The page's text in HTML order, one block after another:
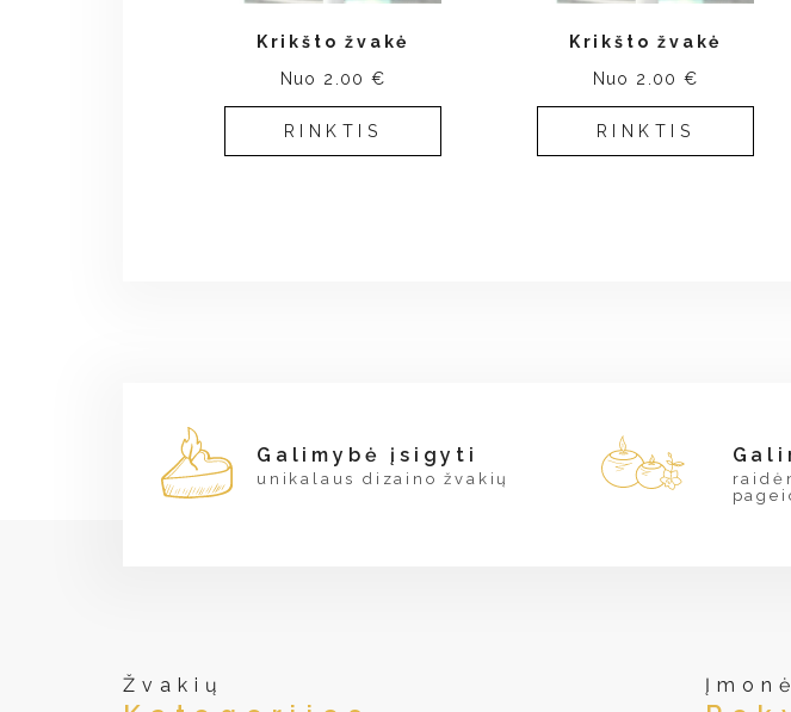
Krikšto žvakė
Nuo 2.00 €
RINKTIS
Krikšto žvakė
Nuo 2.00 €
RINKTIS
Galimybė įsigyti
unikalaus dizaino žvakių
Žvakių